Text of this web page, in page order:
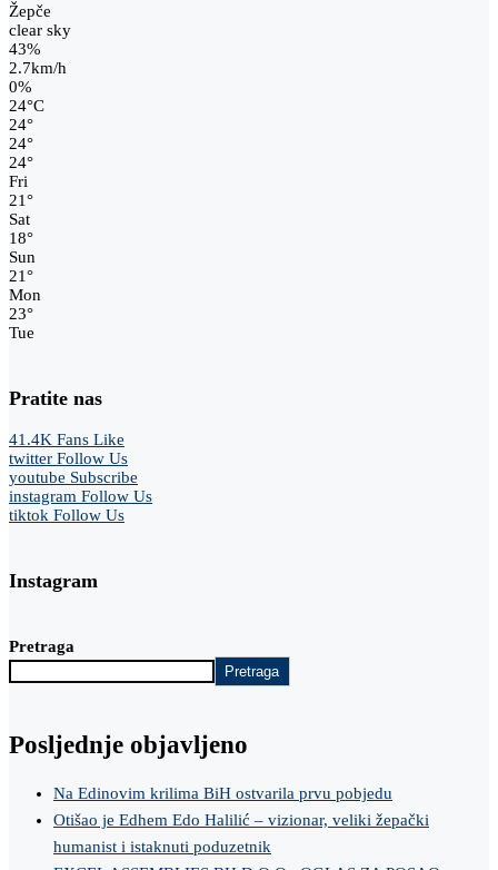
Žepče
clear sky
43%
2.7km/h
0%
24°C
24°
24°
24°
Fri
21°
Sat
18°
Sun
21°
Mon
23°
Tue
Pratite nas
41.4K Fans Like
twitter Follow Us
youtube Subscribe
instagram Follow Us
tiktok Follow Us
Instagram
Pretraga
Pretraga
Posljednje objavljeno
Na Edinovim krilima BiH ostvarila prvu pobjedu
Otišao je Edhem Edo Halilić – vizionar, veliki žepački
humanist i istaknuti poduzetnik